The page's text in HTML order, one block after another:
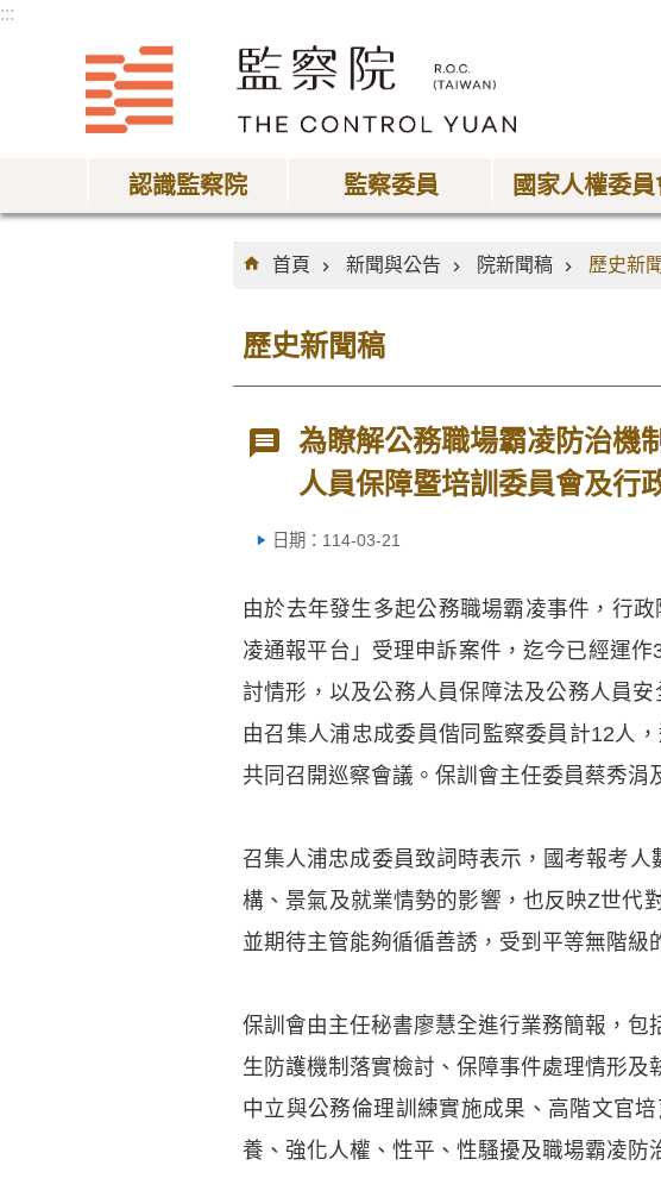
:::
認識監察院 監察委員 國家人權委員
:::
首頁
新聞與公告 院新聞稿 歷史新
歷史新聞稿
為瞭解公務職場霸凌防治
人員保障暨培訓委員會及行
日期：114-03-21
由於去年發生多起公務職場霸凌事件，行
凌通報平台」受理申訴案件，迄今已經運
討情形，以及公務人員保障法及公務人員
由召集人浦忠成委員偕同監察委員計12人
共同召開巡察會議。保訓會主任委員蔡秀涓
召集人浦忠成委員致詞時表示，國考報考
構、景氣及就業情勢的影響，也反映Z世代
並期待主管能夠循循善誘，受到平等無階級
保訓會由主任秘書廖慧全進行業務簡報，
生防護機制落實檢討、保障事件處理情形
中立與公務倫理訓練實施成果、高階文官
養、強化人權、性平、性騷擾及職場霸凌防